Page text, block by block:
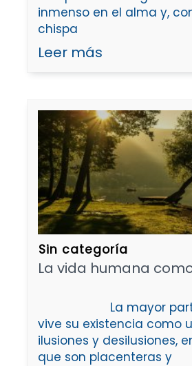
inmenso en el alma y,
chispa
Leer más
Sin categoría
La vida humana
La mayor parte
vive su existencia como
ilusiones y desilusiones,
que son placenteras y